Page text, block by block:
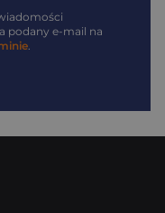
podany e-mail na
.